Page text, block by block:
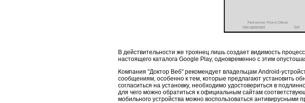
В действительности же троянец лишь создает видимость
настоящего каталога Google Play, одновременно с этим
Компания "Доктор Веб" рекомендует владельцам Android-
сообщениям, особенно к тем, которые предлагают установить
согласиться на установку, необходимо удостовериться в
для чего можно обратиться к официальным сайтам
мобильного устройства можно воспользоваться антивирусными